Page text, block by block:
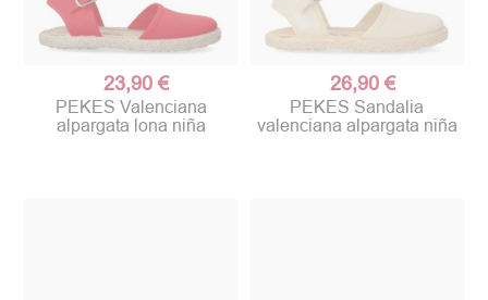
23,90 €
PEKES Valenciana
alpargata lona niña
26,90 €
PEKES Sandalia
valenciana alpargata niña